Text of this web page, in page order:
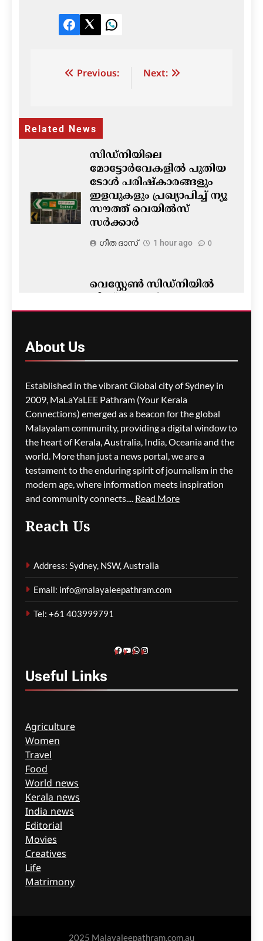
Facebook
TwitterLinkedIn
Post Previous: Next:
Related News
സിഡ്നിയിലെ
മോട്ടോർവേകളിൽ പുതിയ
ടോൾ പരിഷ്‌കാരങ്ങളും
ഇളവുകളും പ്രഖ്യാപിച്ച് ന്യൂ
സൗത്ത് വെയിൽസ്
സർക്കാർ
ഗീത ദാസ്‌ 1 hour ago 0
വെസ്റ്റേൺ സിഡ്‌നിയില്‍
രാജ്യങ്ങളിലേക്ക് നേരിട്ടുള്ള
ഗീത ദാസ്‌ 2 hours ago 0
സിഡ്നി മലയാളി
അസോസിയേഷൻ
ഗോൾഡൻ ജൂബിലി
ആഘോഷവും ഓണം
സംഗീത സന്ധ്യയും ഓഗസ്റ്റ്
15-ന്
ഗീത ദാസ്‌ 2 hours ago
വർദ്ധനവ്; ജിപി
സന്ദർശനങ്ങൾ കൂടുതൽ
സൗജന്യമാകും
ഗീത ദാസ്‌
About Us
Established in the vibrant Global city of Sydney in
2009, MaLaYaLEE Pathram (Your Kerala
Connections) emerged as a beacon for the global
Malayalam community, providing a digital window to
the heart of Kerala, Australia, India, Oceania and the
world. More than just a news portal, we are a
testament to the enduring spirit of journalism in the
modern age, where information meets inspiration
and community connects.... Read More
Reach Us
Address: Sydney, NSW, Australia
Email: info@malayaleepathram.com
Tel: +61 403999791
Facebook
YouTube
WhatsApp
Instagram
Useful Links
Agriculture
Women
Travel
Food
World news
Kerala news
India news
Editorial
Movies
Creatives
Life
Matrimony
2025 Malayaleepathram.com.au